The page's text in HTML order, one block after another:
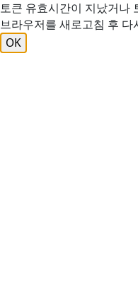
토큰 유효시간이 지났거나
브라우저를 새로고침 후 다
OK